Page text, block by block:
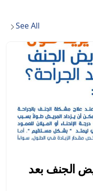
See All
الجنف بعد